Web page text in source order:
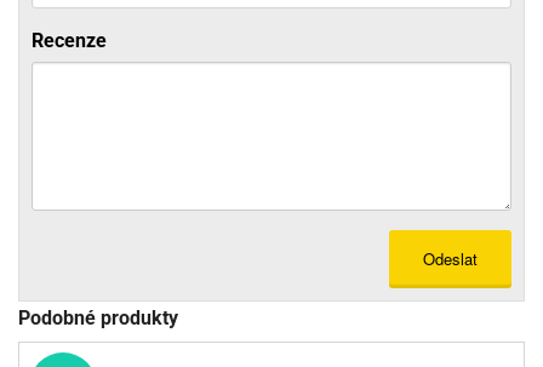
Recenze
Odeslat
Podobné produkty